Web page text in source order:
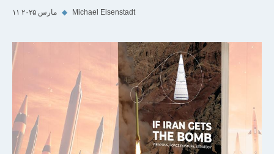
۱۱ مارس ۲۰۲۵ ◆ Michael Eisenstadt